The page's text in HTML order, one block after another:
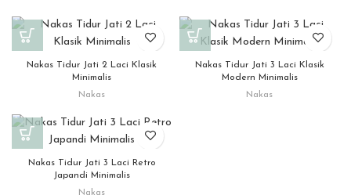
Nakas Tidur Jati 2 Laci Klasik
Minimalis
Nakas
Nakas Tidur Jati 3 Laci Klasik
Modern Minimalis
Nakas
Nakas Tidur Jati 3 Laci Retro
Japandi Minimalis
Nakas